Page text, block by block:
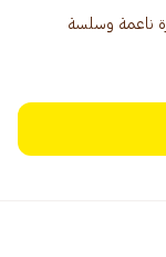
ناعمة وسلسة